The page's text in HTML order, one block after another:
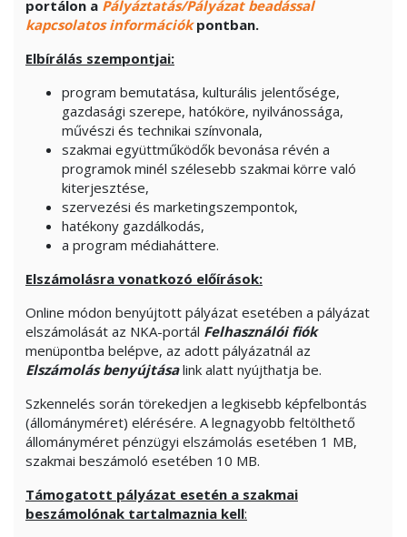
portálon a Pályáztatás/Pályázat beadással
kapcsolatos információkpontban.
Elbírálás szempontjai:
program bemutatása, kulturális jelentősége,
gazdasági szerepe, hatóköre, nyilvánossága,
művészi és technikai színvonala,
szakmai együttműködők bevonása révén a
programok minél szélesebb szakmai körre való
kiterjesztése,
szervezési és marketingszempontok,
hatékony gazdálkodás,
a program médiaháttere.
Elszámolásra vonatkozó előírások:
Online módon benyújtott pályázat esetében a pályázat
elszámolását az NKA-portál Felhasználói fiók
menüpontba belépve, az adott pályázatnál az
Elszámolás benyújtásalink alatt nyújthatja be.
Szkennelés során törekedjen a legkisebb képfelbontás
(állományméret) elérésére. A legnagyobb feltölthető
állományméret pénzügyi elszámolás esetében 1 MB,
szakmai beszámoló esetében 10 MB.
Támogatott pályázat esetén a szakmai
beszámolónak tartalmaznia kell: